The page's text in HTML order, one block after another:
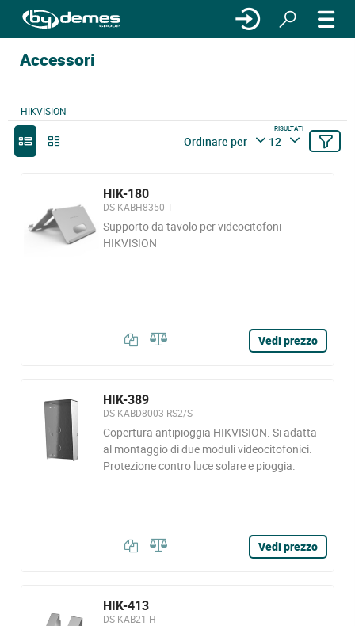
Accessori
HIKVISION
Ordinare per
RISULTATI
12
HIK-180
DS-KABH8350-T
Supporto da tavolo per videocitofoni
HIKVISION
Vedi prezzo
HIK-389
DS-KABD8003-RS2/S
Copertura antipioggia HIKVISION. Si adatta
al montaggio di due moduli videocitofonici.
Protezione contro luce solare e pioggia.
Vedi prezzo
HIK-413
DS-KAB21-H